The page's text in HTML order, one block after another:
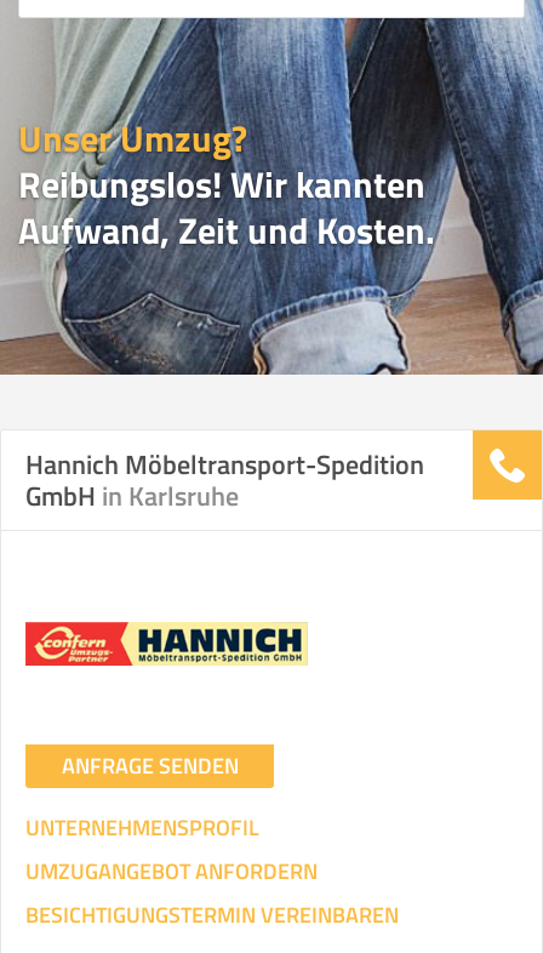
Unser Umzug?
Reibungslos! Wir kannten
Aufwand, Zeit und Kosten.
UMZUGSVERGLEICH
Vergleichsergebnis basierend auf Ihren
Transportieren
Ihre Angaben:
am
Wohnfläche:m² Entfernung:
Gewicht: kg
Hannich Möbeltransport-Spedition
GmbH in Karlsruhe
ANFRAGE SENDEN
UNTERNEHMENSPROFIL
UMZUGANGEBOT ANFORDERN
BESICHTIGUNGSTERMIN VEREINBAREN